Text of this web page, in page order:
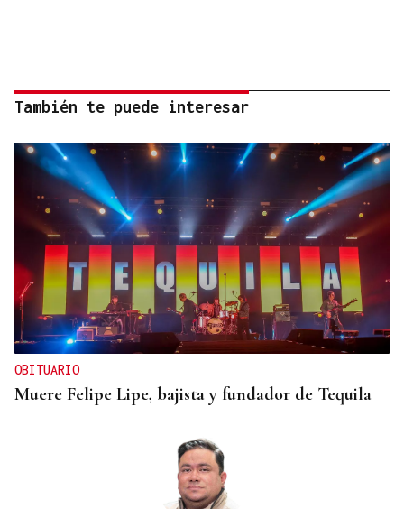
También te puede interesar
OBITUARIO
Muere Felipe Lipe, bajista y fundador de Tequila